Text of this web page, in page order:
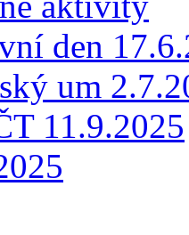
den
um
11.9.2025